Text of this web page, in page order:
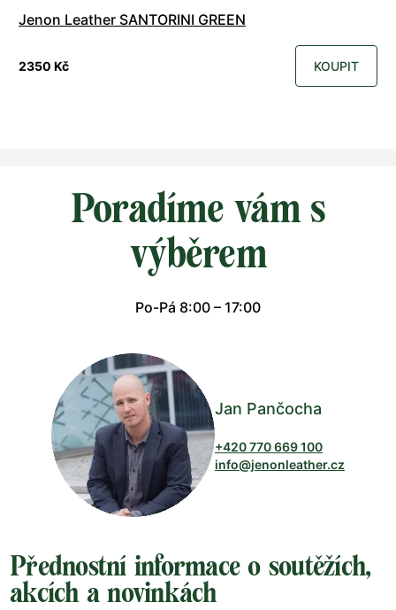
Jenon Leather SANTORINI GREEN
2350 Kč KOUPIT
Poradíme vám s
výběrem
Po-Pá 8:00 – 17:00
Jan Pančocha
+420 770 669 100
info@jenonleather.cz
Přednostní informace o soutěžích,
akcích a novinkách